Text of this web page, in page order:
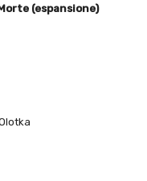
(espansione)